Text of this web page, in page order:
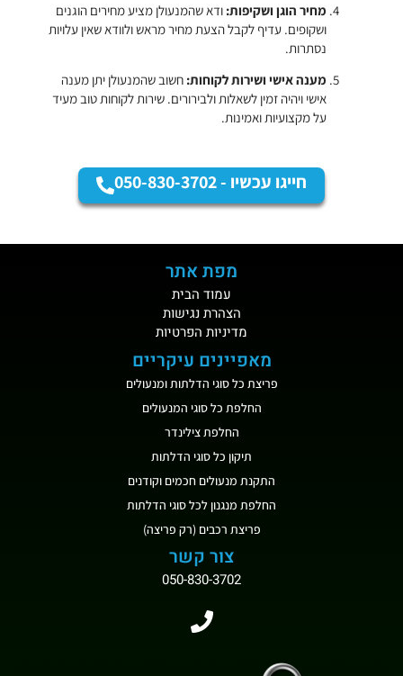
מחיר הוגן ושקיפות:ודא שהמנעולן מציע מחירים הוגנים
ושקופים. עדיף לקבל הצעת מחיר מראש ולוודא שאין עלויות
מענה אישי ושירות לקוחות:חשוב שהמנעולן יתן מענה
אישי ויהיה זמין לשאלות ולבירורים. שירות לקוחות טוב מעיד
על מקצועיות ואמינות.
חייגו עכשיו - 050-830-3702
מפת אתר
הצהרת נגישות
מדיניות הפרטיות
מאפיינים עיקריים
פריצת כל סוגי הדלתות ומנעולים
החלפת כל סוגי המנעולים
החלפת צילינדר
תיקון כל סוגי הדלתות
התקנת מנעולים חכמים וקודנים
החלפת מנגנון לכל סוגי הדלתות
פריצת רכבים (רק פריצה)
צור קשר
050-830-3702